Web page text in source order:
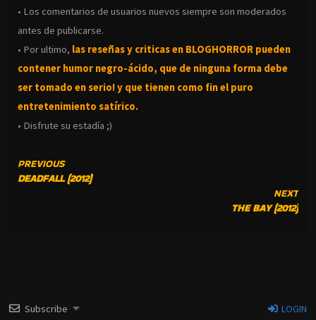
• Los comentarios de usuarios nuevos siempre son moderados
antes de publicarse.
• Por ultimo, las reseñas y criticas en BLOGHORROR pueden
contener humor negro-ácido, que de ninguna forma debe
ser tomado en serio! y que tienen como fin el puro
entretenimiento satírico.
• Disfrute su estadía ;)
CONTINUE
READING
PREVIOUS
DEADFALL (2012)
NEXT
THE BAY (2012)
Subscribe LOGIN